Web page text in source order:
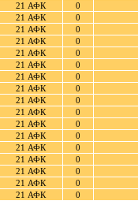
21 АФК 0
21 АФК 0
21 АФК 0
21 АФК 0
21 АФК 0
21 АФК 0
21 АФК 0
21 АФК 0
21 АФК 0
21 АФК 0
21 АФК 0
21 АФК 0
21 АФК 0
21 АФК 0
21 АФК 0
21 АФК 0
21 АФК 0